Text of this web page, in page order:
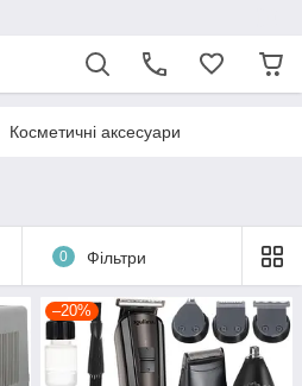
Косметичні аксесуари
0 Фільтри
–20%